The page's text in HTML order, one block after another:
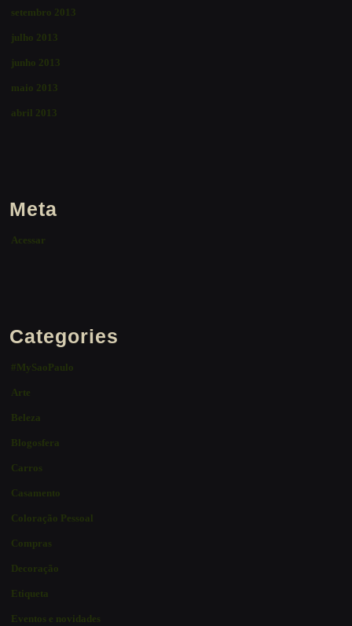
setembro 2013
julho 2013
junho 2013
maio 2013
abril 2013
Meta
Acessar
Categories
#MySaoPaulo
Arte
Beleza
Blogosfera
Carros
Casamento
Coloração Pessoal
Compras
Decoração
Etiqueta
Eventos e novidades